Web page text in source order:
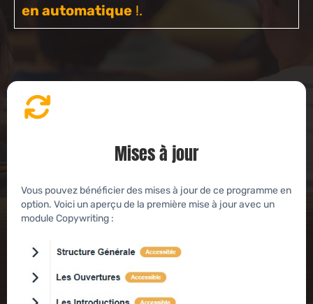
en automatique !.
Mises à jour
Vous pouvez bénéficier des mises à jour de ce programme en
option. Voici un aperçu de la première mise à jour avec un
module Copywriting :